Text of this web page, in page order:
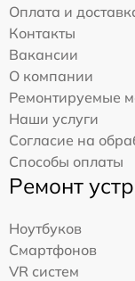
Оплата и
Контакты
Вакансии
О компании
Ремонтируемые
Наши услуги
Согласие на
Способы оплаты
Ремонт
Ноутбуков
Смартфонов
VR систем